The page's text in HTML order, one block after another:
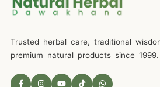
Trusted herbal care, traditional
premium natural products since 1999.